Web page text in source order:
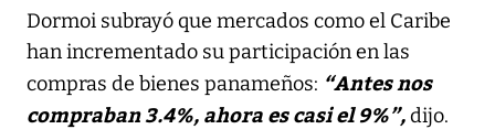
Dormoi subrayó que mercados como el Caribe
han incrementado su participación en las
compras de bienes panameños: “Antes nos
compraban 3.4%, ahora es casi el 9%”,dijo.